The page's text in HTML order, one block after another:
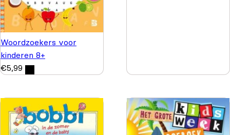
Woordzoekers voor
kinderen 8+
€5,99